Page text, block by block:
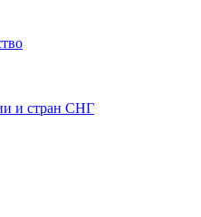
и стран СНГ